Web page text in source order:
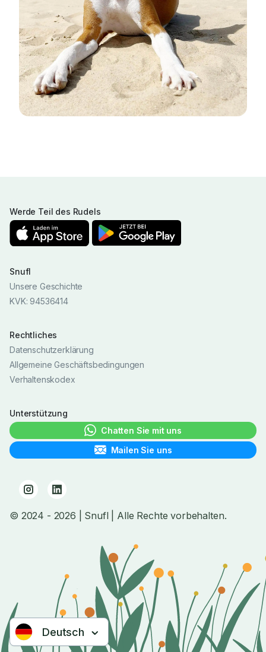
Deutsch
Werde Teil des Rudels
Snufl
Unsere Geschichte
KVK: 94536414
Rechtliches
Datenschutzerklärung
Allgemeine Geschäftsbedingungen
Verhaltenskodex
Unterstützung
Chatten Sie mit uns
Mailen Sie uns
© 2024 - 2026 | Snufl | Alle Rechte vorbehalten.